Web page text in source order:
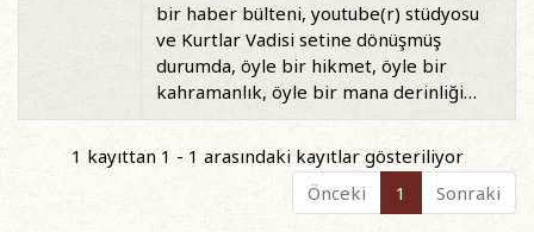
bir haber bülteni, youtube(r) stüdyosu
ve Kurtlar Vadisi setine dönüşmüş
durumda, öyle bir hikmet, öyle bir
kahramanlık, öyle bir mana derinliği…
1 kayıttan 1 - 1 arasındaki kayıtlar gösteriliyor
Önceki
1 Sonraki